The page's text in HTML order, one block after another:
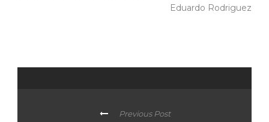
Eduardo Rodriguez
Previous Post